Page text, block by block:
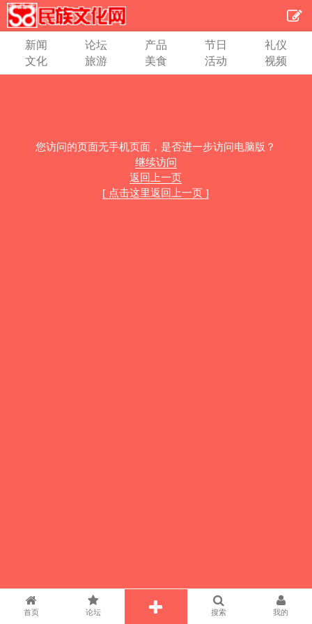
新闻 论坛 产品 节日
礼仪
文化
旅游 美食 活动 视频
您访问的页面无手机页面，是否进一步访问电脑版？
继续访问
返回上一页
[ 点击这里返回上一页 ]
首页 论坛 搜索 我的